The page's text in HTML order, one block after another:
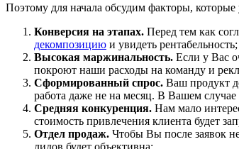
Поэтому для начала обсудим факторы,
Конверсия на этапах. Перед тем как
декомпозицию и увидеть рентабельность;
Высокая маржинальность. Если у Вас
покроют наши расходы на команду и
Сформированный спрос. Ваш продукт
работа даже не на месяц. В Вашем
Средняя конкуренция. Нам мало
стоимость привлечения клиента будет
Отдел продаж. Чтобы Вы после заявок